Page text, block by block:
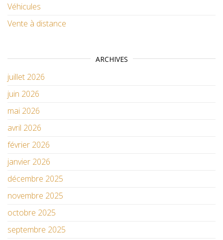
Véhicules
Vente à distance
ARCHIVES
juillet 2026
juin 2026
mai 2026
avril 2026
février 2026
janvier 2026
décembre 2025
novembre 2025
octobre 2025
septembre 2025